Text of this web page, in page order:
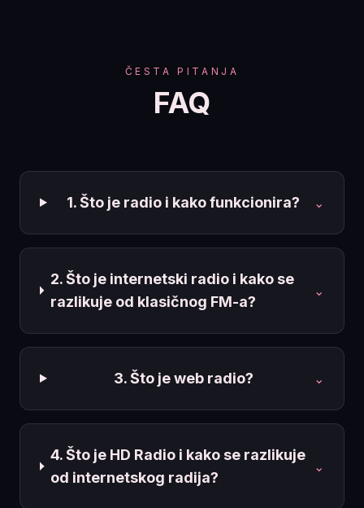
ČESTA PITANJA
FAQ
1. Što je radio i kako funkcionira? ⌄
2. Što je internetski radio i kako se
razlikuje od klasičnog FM-a?
⌄
3. Što je web radio? ⌄
4. Što je HD Radio i kako se razlikuje
od internetskog radija?
⌄